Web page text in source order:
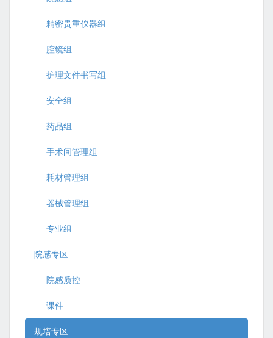
精密贵重仪器组
腔镜组
护理文件书写组
安全组
药品组
手术间管理组
耗材管理组
器械管理组
专业组
院感专区
院感质控
课件
规培专区